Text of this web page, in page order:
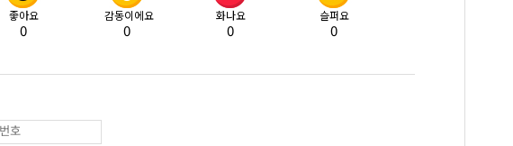
좋아요
0
감동이에요
0
화나요
0
슬퍼요
0